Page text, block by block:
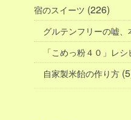
宿のスイーツ (226)
グルテンフリーの嘘、
「こめっ粉４０」レシ
自家製米飴の作り方